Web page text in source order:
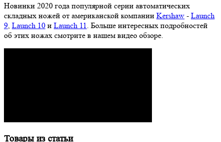
Новинки 2020 года популярной серии автоматических
складных ножей от американской компании Kershaw - Launch
9 Launch 10 и Launch 11 . Больше интересных подробностей
об этих ножах смотрите в нашем видео обзоре.
Товары из статьи